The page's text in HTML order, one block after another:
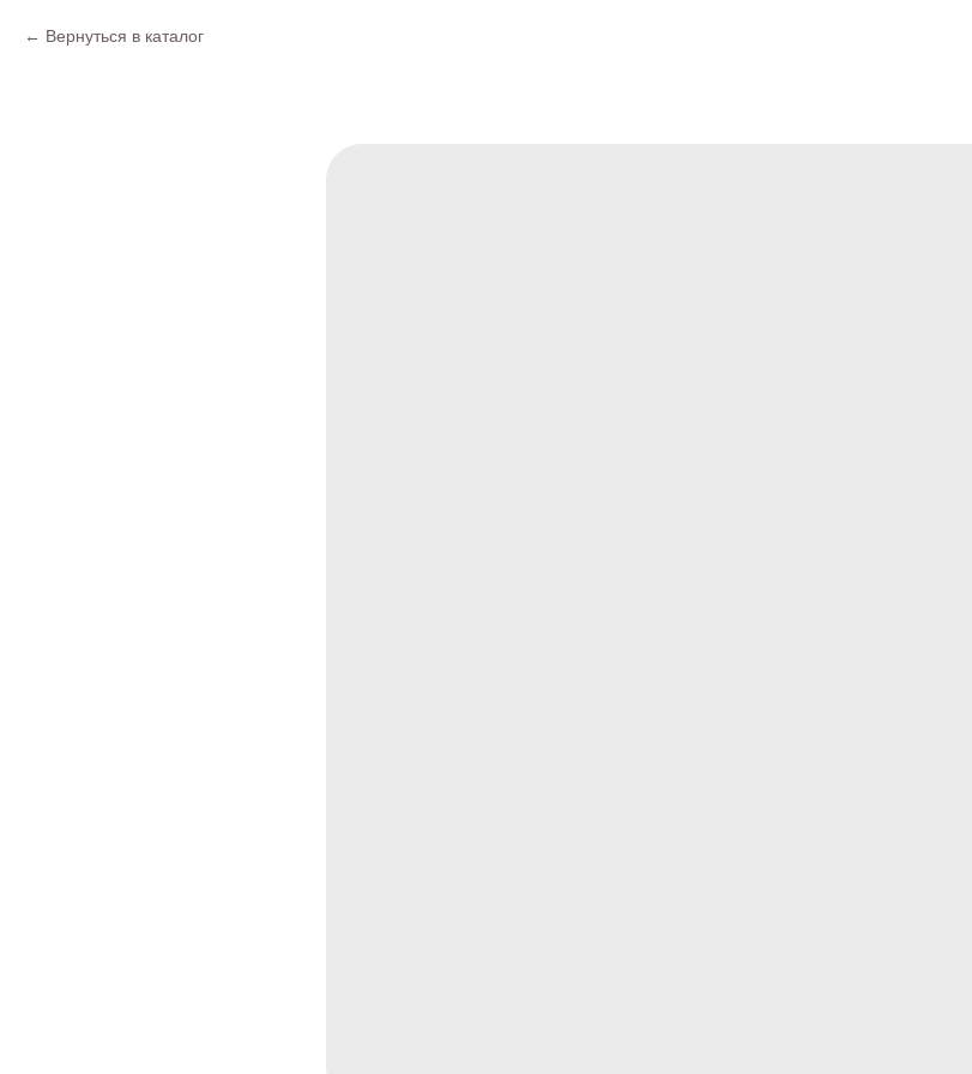
Вернуться в каталог